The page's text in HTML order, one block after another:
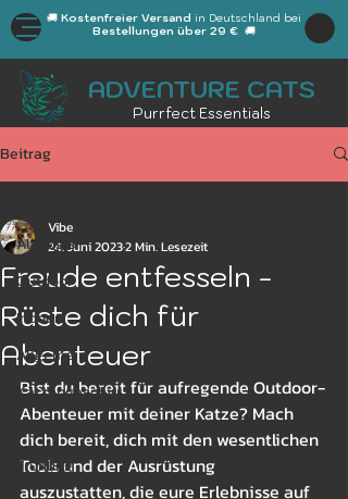
ADVENTURE CATS
Purrfect Essentials
🚚 Kostenfreier Versand in Deutschland bei
Bestellungen über 29 €🚚
Beitrag
All Posts
Outdoor
Indoor
Allgemein
Katzengeschirr
Arbeitsplatz
Frühling
Freude entfesseln -
Rüste dich für
Abenteuer
Vibe
24. Juni 20232 Min. Lesezeit
Bist du bereit für aufregende Outdoor-
Abenteuer mit deiner Katze? Mach
dich bereit, dich mit den wesentlichen
Tools und der Ausrüstung
auszustatten, die eure Erlebnisse auf